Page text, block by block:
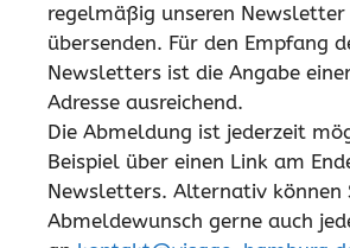
regelmäßig unseren Newsletter
übersenden. Für den Empfang
Newsletters ist die Angabe
Adresse ausreichend.
Die Abmeldung ist jederzeit
Beispiel über einen Link am
Newsletters. Alternativ können
Abmeldewunsch gerne auch